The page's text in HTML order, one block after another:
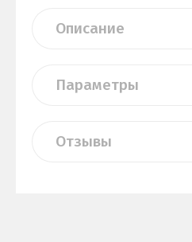
Описание
Параметры
Отзывы